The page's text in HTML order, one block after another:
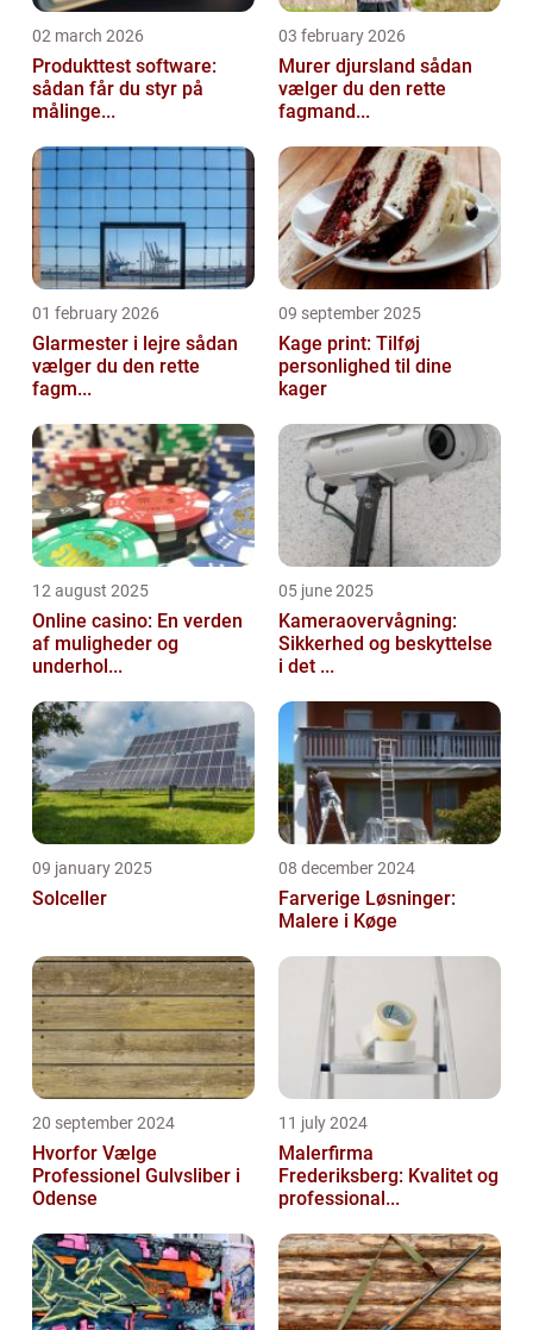
02 march 2026
Produkttest software:
sådan får du styr på
målinge...
03 february 2026
Murer djursland sådan
vælger du den rette
fagmand...
01 february 2026
Glarmester i lejre sådan
vælger du den rette
fagm...
09 september 2025
Kage print: Tilføj
personlighed til dine
kager
12 august 2025
Online casino: En verden
af muligheder og
underhol...
05 june 2025
Kameraovervågning:
Sikkerhed og beskyttelse
i det ...
09 january 2025
Solceller
08 december 2024
Farverige Løsninger:
Malere i Køge
20 september 2024
Hvorfor Vælge
Professionel Gulvsliber i
Odense
11 july 2024
Malerfirma
Frederiksberg: Kvalitet og
professional...